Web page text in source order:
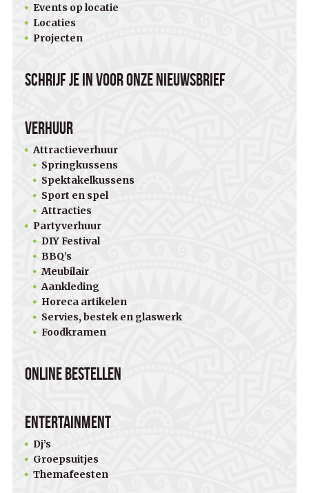
Events op locatie
Locaties
Projecten
Schrijf je in voor onze nieuwsbrief
Verhuur
Attractieverhuur
Springkussens
Spektakelkussens
Sport en spel
Attracties
Partyverhuur
DIY Festival
BBQ’s
Meubilair
Aankleding
Horeca artikelen
Servies, bestek en glaswerk
Foodkramen
Online bestellen
Entertainment
Dj’s
Groepsuitjes
Themafeesten